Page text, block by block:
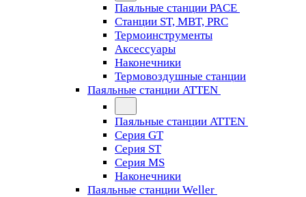
Паяльные станции PACE
Станции ST, MBT, PRC
Термоинструменты
Аксессуары
Наконечники
Термовоздушные станции
Паяльные станции ATTEN
Паяльные станции ATTEN
Серия GT
Серия ST
Серия MS
Наконечники
Паяльные станции Weller